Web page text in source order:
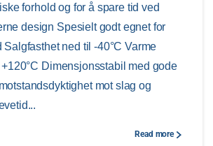
forhold og for å spare tid ved
design Spesielt godt egnet for
Salgfasthet ned til -40°C Varme
Dimensjonsstabil med gode
mot slag og
Read more